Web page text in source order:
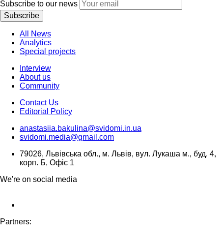
Subscribe to our news
Subscribe
All News
Analytics
Special projects
Interview
About us
Community
Contact Us
Editorial Policy
anastasiia.bakulina@svidomi.in.ua
svidomi.media@gmail.com
79026, Львівська обл., м. Львів, вул. Лукаша м., буд. 4,
корп. Б, Офіс 1
We're on social media
Partners: